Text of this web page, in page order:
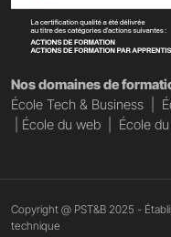
Nos domaines de
École Tech & Business
École du web École
Copyright @ PST&B 2025 -
technique